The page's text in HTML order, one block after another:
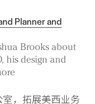
Planner and
Brooks about
his design and
室，拓展美西业务